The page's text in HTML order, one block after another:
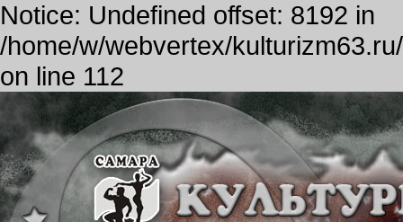
Notice: Undefined offset: 8192 in
/home/w/webvertex/
on line 112